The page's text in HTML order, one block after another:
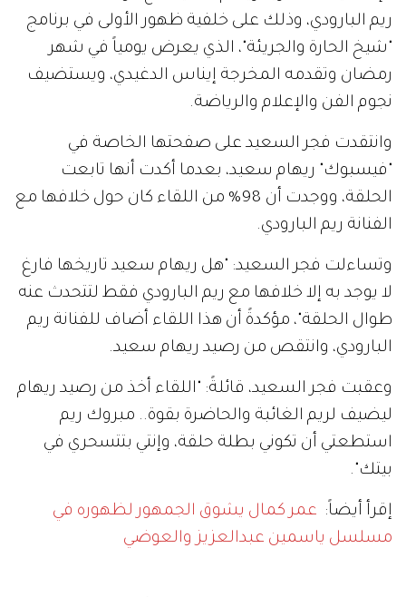
ريم البارودي، وذلك على خلفية ظهور الأولى في برنامج
"شيخ الحارة والجريئة"، الذي يعرض يومياً في شهر
رمضان وتقدمه المخرجة إيناس الدغيدي، ويستضيف
نجوم الفن والإعلام والرياضة.
وانتقدت فجر السعيد على صفحتها الخاصة في
"فيسبوك" ريهام سعيد، بعدما أكدت أنها تابعت
الحلقة، ووجدت أن 98% من اللقاء كان حول خلافها مع
الفنانة ريم البارودي.
وتساءلت فجر السعيد: "هل ريهام سعيد تاريخها فارغ
لا يوجد به إلا خلافها مع ريم البارودي فقط لتتحدث عنه
طوال الحلقة"، مؤكدةً أن هذا اللقاء أضاف للفنانة ريم
البارودي، وانتقص من رصيد ريهام سعيد.
وعقبت فجر السعيد، قائلةً: "اللقاء أخذ من رصيد ريهام
ليضيف لريم الغائبة والحاضرة بقوة.. مبروك ريم
استطعتي أن تكوني بطلة حلقة، وإنتي بتتسحري في
بيتك".
إقرأ أيضاً: عمر كمال يشوق الجمهور لظهوره في
مسلسل ياسمين عبدالعزيز والعوضي